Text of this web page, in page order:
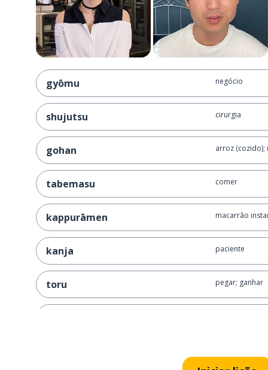
gyōmu negócio
shujutsu cirurgia
gohan arroz (cozido);
tabemasu comer
kappurāmen macarrão
kanja paciente
toru pegar; ganhar